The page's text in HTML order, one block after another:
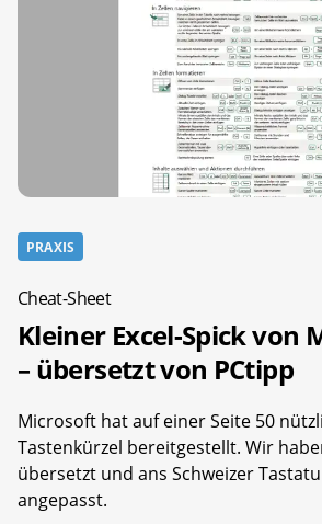
PRAXIS
Cheat-Sheet
Kleiner Excel-Spick von
– übersetzt von PCtipp
Microsoft hat auf einer Seite 50
Tastenkürzel bereitgestellt. Wir
übersetzt und ans Schweizer
angepasst.